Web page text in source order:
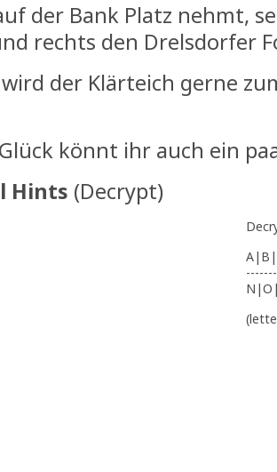
der Bank Platz nehmt,
rechts den Drelsdorfer
der Klärteich gerne
könnt ihr auch ein
Hints (Decrypt)